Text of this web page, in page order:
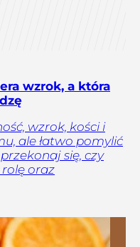
wzrok, a która
wzrok, kości i
ale łatwo pomylić
się, czy
oraz